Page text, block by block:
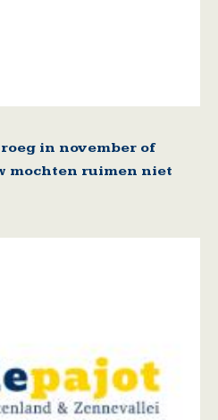
in november of
mochten ruimen niet